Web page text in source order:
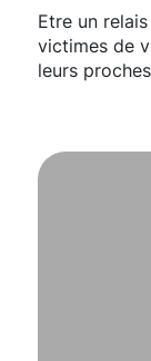
Etre un
victimes de
leurs